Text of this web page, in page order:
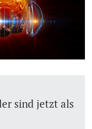
sind jetzt als